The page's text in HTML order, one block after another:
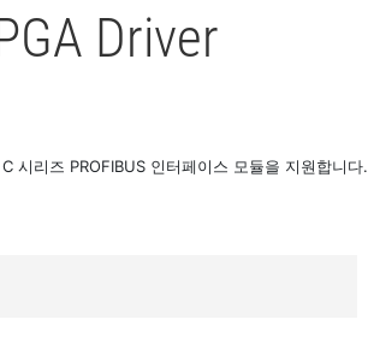
Driver
시리즈 PROFIBUS 인터페이스 모듈을 지원합니다.